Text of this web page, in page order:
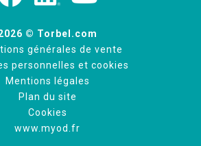
© Torbel.com
générales de vente
personnelles et cookies
Mentions légales
Plan du site
Cookies
www.myod.fr